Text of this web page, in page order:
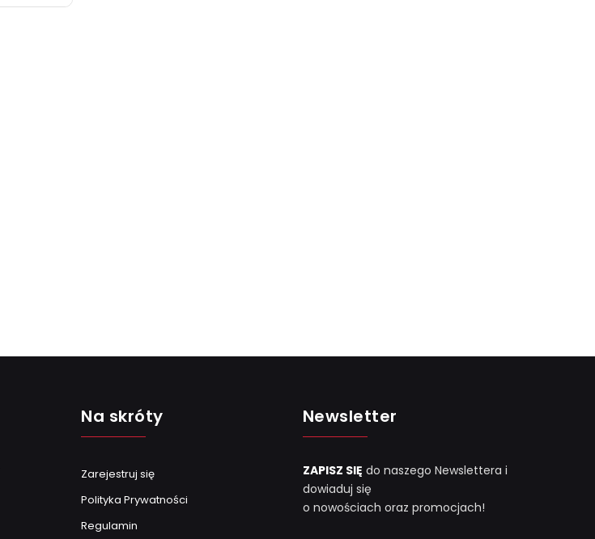
Na skróty
Zarejestruj się
Polityka Prywatności
Regulamin
Newsletter
ZAPISZ SIĘ do naszego Newslettera i
dowiaduj się
o nowościach oraz promocjach!